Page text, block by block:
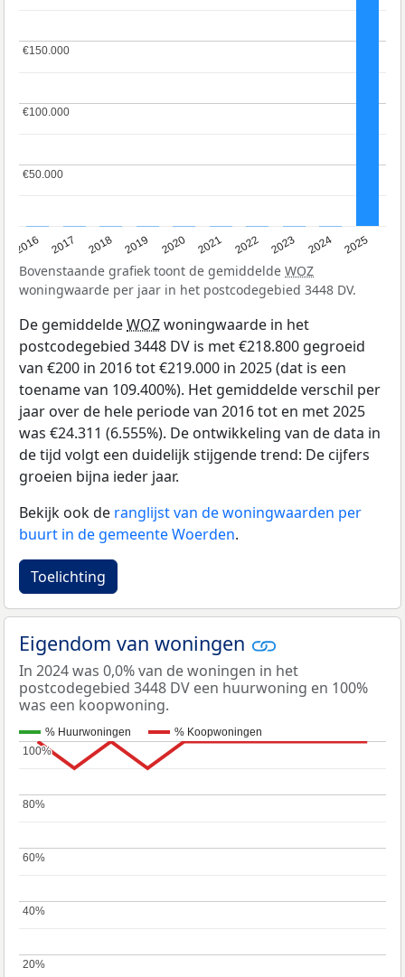
2016 2017 2018 2019 2020 2021 2022 2023 2024 2025
€50.000
€50.000
€100.000
€100.000
€150.000
€150.000
Bovenstaande grafiek toont de gemiddelde WOZ
woningwaarde per jaar in het postcodegebied 3448 DV.
De gemiddeldeWOZwoningwaarde in het
postcodegebied 3448 DV is met €218.800 gegroeid
van €200 in 2016 tot €219.000 in 2025 (dat is een
toename van 109.400%). Het gemiddelde verschil per
jaar over de hele periode van 2016 tot en met 2025
was €24.311 (6.555%). De ontwikkeling van de data in
de tijd volgt een duidelijk stijgende trend: De cijfers
groeien bijna ieder jaar.
Bekijk ook de ranglijst van de woningwaarden per
buurt in de gemeente Woerden.
Toelichting
Eigendom van woningen
In 2024 was 0,0% van de woningen in het
postcodegebied 3448 DV een huurwoning en 100%
was een koopwoning.
% Huurwoningen % Koopwoningen
20%
20%
40%
40%
60%
60%
80%
80%
100%
100%